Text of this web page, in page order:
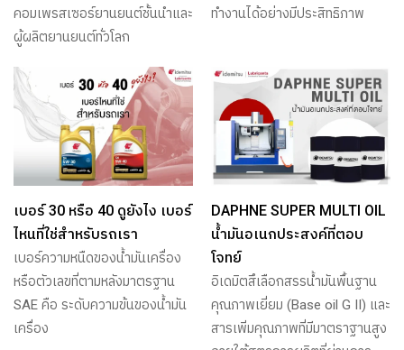
คอมเพรสเซอร์ยานยนต์ชั้นนำและ
ผู้ผลิตยานยนต์ทั่วโลก
ทำงานได้อย่างมีประสิทธิภาพ
เบอร์ 30 หรือ 40 ดูยังไง เบอร์
ไหนที่ใช่สำหรับรถเรา
เบอร์ความหนืดของน้ำมันเครื่อง
หรือตัวเลขที่ตามหลังมาตรฐาน
SAE คือ ระดับความข้นของน้ำมัน
เครื่อง
DAPHNE SUPER MULTI OIL
น้ำมันอเนกประสงค์ที่ตอบ
โจทย์
อิเดมิตสึเลือกสรรน้ำมันพื้นฐาน
คุณภาพเยี่ยม (Base oil G II) และ
สารเพิ่มคุณภาพที่มีมาตราฐานสูง